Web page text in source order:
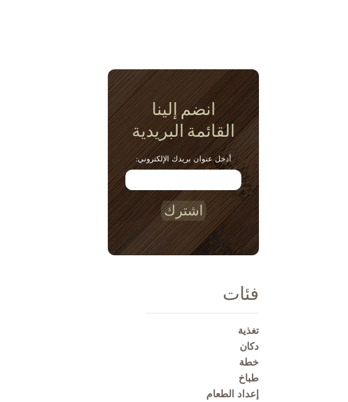
انضم إلينا
القائمة البريدية
أدخل عنوان بريدك الإلكتروني:
اشترك
فئات
تغذية
دكان
خطة
طباخ
إعداد الطعام